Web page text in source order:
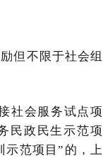
但不限于社会组
社会服务试点项
民政民生示范项
示范项目”的，上